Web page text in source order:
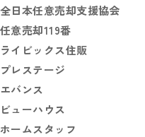
全日本任意売却支援協会
任意売却119番
ライビックス住販
プレステージ
エバンス
ビューハウス
ホームスタッフ